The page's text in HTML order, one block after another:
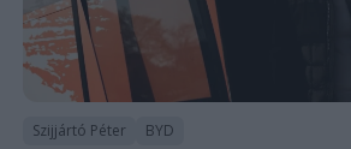
Szijjártó Péter BYD